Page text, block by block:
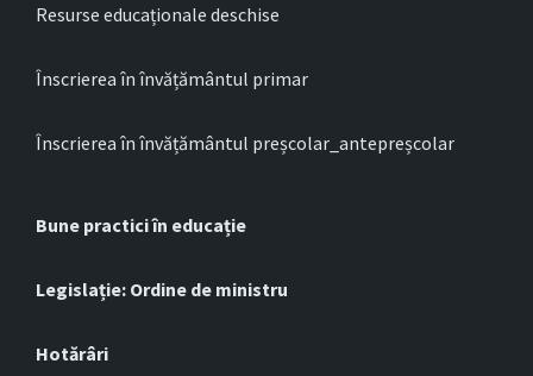
Resurse educaționale deschise
Înscrierea în învățământul primar
Înscrierea în învățământul preșcolar_antepreșcolar
Bune practici în educație
Legislație: Ordine de ministru
Hotărâri